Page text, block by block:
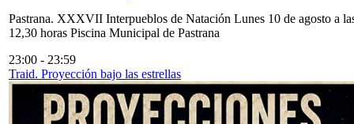
Pastrana. XXXVII Interpueblos de Natación Lunes 10 de agosto a
12,30 horas Piscina Municipal de Pastrana
23:00 - 23:59
Traid. Proyección bajo las estrellas